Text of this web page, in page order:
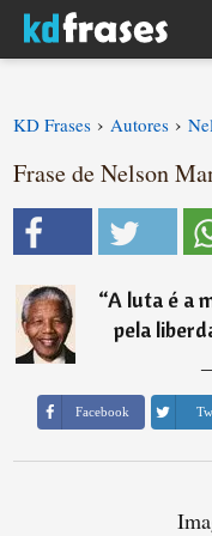
KD Frases › Autores ›
Frase de Nelson
“A luta é a
pela
Facebook